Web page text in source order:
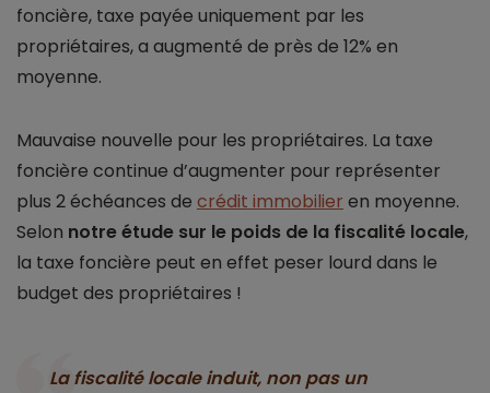
foncière, taxe payée uniquement par les
propriétaires, a augmenté de près de 12% en
moyenne.
Mauvaise nouvelle pour les propriétaires. La taxe
foncière continue d’augmenter pour représenter
plus 2 échéances de crédit immobilier en moyenne.
Selon notre étude sur le poids de la fiscalité locale,
la taxe foncière peut en effet peser lourd dans le
budget des propriétaires !
La fiscalité locale induit, non pas un